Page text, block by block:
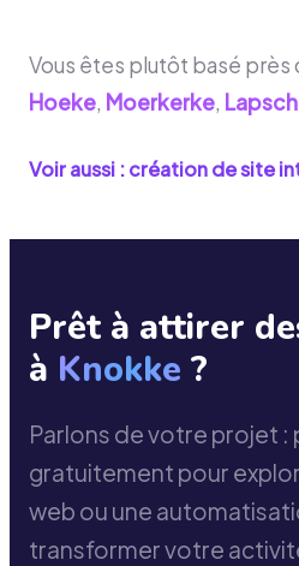
Vous êtes plutôt basé près
Hoeke, Moerkerke,
Voir aussi : création de site
Prêt à attirer
à Knokke ?
Parlons de votre projet
gratuitement pour
web ou une
transformer votre